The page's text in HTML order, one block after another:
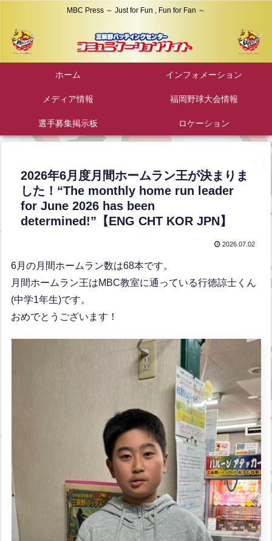
MBC Press ～ Just for Fun , Fun for Fan ～
ホーム インフォメーション
メディア情報 福岡野球大会情報
選手募集掲示板 ロケーション
2026年6月度月間ホームラン王が決まりま
した！“The monthly home run leader
for June 2026 has been
determined!”【ENG CHT KOR JPN】
2026.07.02
6月の月間ホームラン数は68本です。
月間ホームラン王はMBC教室に通っている行徳諒士くん
(中学1年生)です。
おめでとうございます！